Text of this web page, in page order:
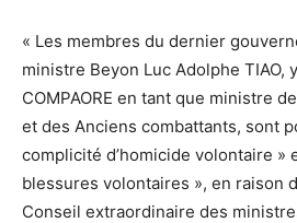
« Les membres du dernier
ministre Beyon Luc Adolphe TIAO,
COMPAORE en tant que ministre
et des Anciens combattants, sont
complicité d’homicide volontaire »
blessures volontaires », en raison
Conseil extraordinaire des